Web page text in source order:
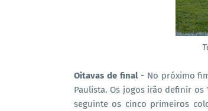
Oitavas de final -No próximo
Paulista. Os jogos irão definir os
seguinte os cinco primeiros